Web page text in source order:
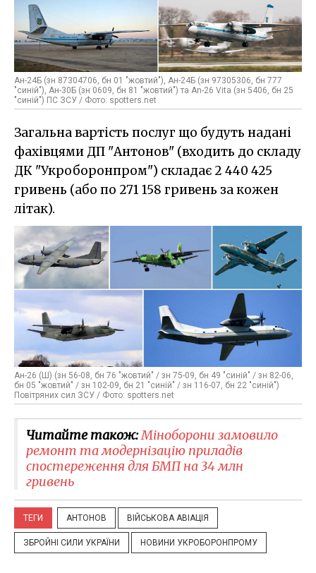
Ан-24Б (зн 87304706, бн 01 "жовтий"), Ан-24Б (зн 97305306, бн 777
"синій"), Ан-30Б (зн 0609, бн 81 "жовтий") та An-26 Vita (зн 5406, бн 25
"синій") ПС ЗСУ / Фото: spotters.net
Загальна вартість послуг що будуть надані
фахівцями ДП "Антонов" (входить до складу
ДК "Укроборонпром") складає 2 440 425
гривень (або по 271 158 гривень за кожен
літак).
Ан-26 (Ш) (зн 56-08, бн 76 "жовтий" / зн 75-09, бн 49 "синій" / зн 82-06,
бн 05 "жовтий" / зн 102-09, бн 21 "синій" / зн 116-07, бн 22 "синій")
Повітряних сил ЗСУ / Фото: spotters.net
Читайте також:Міноборони замовило
ремонт та модернізацію приладів
спостереження для БМП на 34 млн
гривень
ТЕГИ АНТОНОВ ВІЙСЬКОВА АВІАЦІЯ
ЗБРОЙНІ СИЛИ УКРАЇНИ НОВИНИ УКРОБОРОНПРОМУ